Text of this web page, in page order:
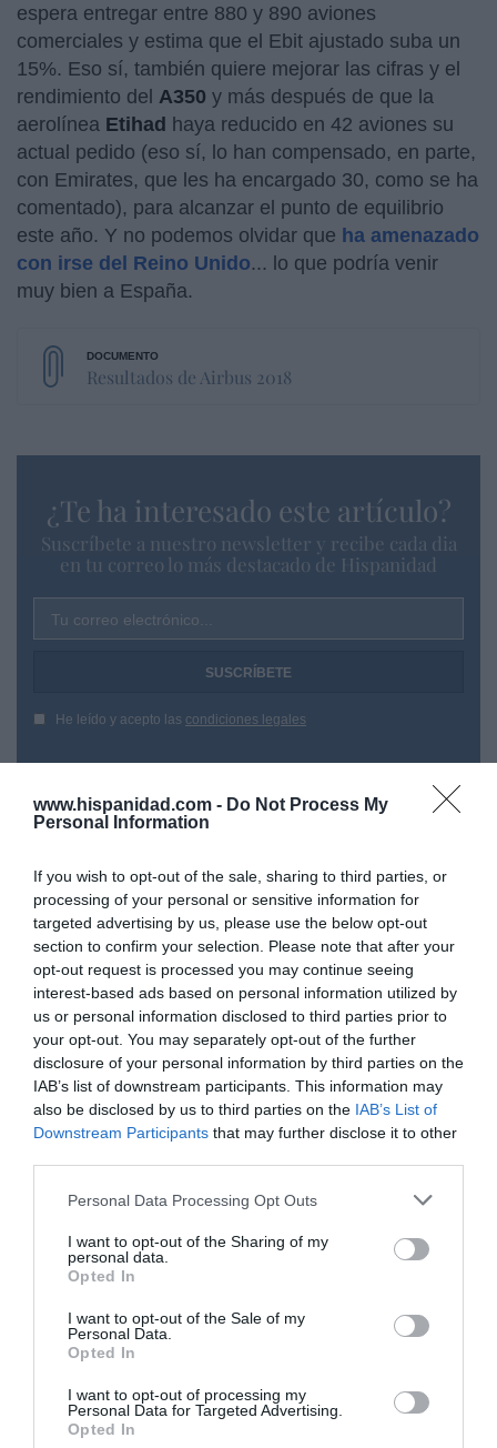
www.hispanidad.com - Do Not Process My
Personal Information
If you wish to opt-out of the sale, sharing to third parties, or
processing of your personal or sensitive information for
targeted advertising by us, please use the below opt-out
section to confirm your selection. Please note that after your
opt-out request is processed you may continue seeing
interest-based ads based on personal information utilized by
us or personal information disclosed to third parties prior to
your opt-out. You may separately opt-out of the further
disclosure of your personal information by third parties on the
IAB’s list of downstream participants. This information may
also be disclosed by us to third parties on the IAB’s List of
Downstream Participants that may further disclose it to other
Personal Data Processing Opt Outs
I want to opt-out of the Sharing of my
personal data.
Opted In
I want to opt-out of the Sale of my
Personal Data.
Opted In
I want to opt-out of processing my
Personal Data for Targeted Advertising.
Opted In
espera entregar entre 880 y 890 aviones
comerciales y estima que el Ebit ajustado suba un
15%. Eso sí, también quiere mejorar las cifras y el
rendimiento del A350 y más después de que la
aerolínea Etihad haya reducido en 42 aviones su
actual pedido (eso sí, lo han compensado, en parte,
con Emirates, que les ha encargado 30, como se ha
comentado), para alcanzar el punto de equilibrio
este año. Y no podemos olvidar que ha amenazado
con irse del Reino Unido... lo que podría venir
muy bien a España.
Resultados de Airbus 2018
¿Te ha interesado este artículo?
Suscríbete a nuestro newsletter y recibe cada dia
en tu correo lo más destacado de Hispanidad
Tu correo electrónico...
He leído y acepto las condiciones legales
Hoy destacamos
El desastre de los laudos de renovables: los
acreedores estiman que la inseguridad
jurídica ha generado un sobrecoste
financiero de 6.600 millones para el Tesoro
Cristina Martín
Seamos más responsables: no siempre el
banco tiene la culpa
SOCIEDAD